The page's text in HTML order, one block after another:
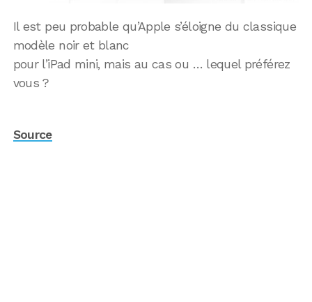
Il est peu probable qu’Apple s’éloigne du classique
modèle noir et blanc
pour l’iPad mini, mais au cas ou … lequel préférez
vous ?
Source